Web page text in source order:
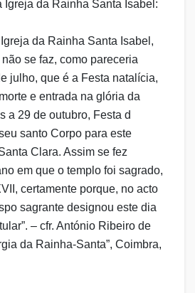
Igreja da Rainha Santa Isabel:
da Rainha Santa Isabel,
se faz, como pareceria
julho, que é a Festa natalícia,
e entrada na glória da
a 29 de outubro, Festa d
santo Corpo para este
Clara. Assim se fez
em que o templo foi sagrado,
certamente porque, no acto
sagrante designou este dia
– cfr. António Ribeiro de
da Rainha-Santa”, Coimbra,